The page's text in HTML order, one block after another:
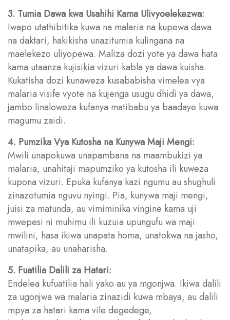
3. Tumia Dawa kwa Usahihi Kama Ulivyoelekezwa:
Iwapo utathibitika kuwa na malaria na kupewa dawa
na daktari, hakikisha unazitumia kulingana na
maelekezo uliyopewa. Maliza dozi yote ya dawa hata
kama utaanza kujisikia vizuri kabla ya dawa kuisha.
Kukatisha dozi kunaweza kusababisha vimelea vya
malaria visife vyote na kujenga usugu dhidi ya dawa,
jambo linaloweza kufanya matibabu ya baadaye kuwa
magumu zaidi.
4. Pumzika Vya Kutosha na Kunywa Maji Mengi:
Mwili unapokuwa unapambana na maambukizi ya
malaria, unahitaji mapumziko ya kutosha ili kuweza
kupona vizuri. Epuka kufanya kazi ngumu au shughuli
zinazotumia nguvu nyingi. Pia, kunywa maji mengi,
juisi za matunda, au vimiminika vingine kama uji
mwepesi ni muhimu ili kuzuia upungufu wa maji
mwilini, hasa ikiwa unapata homa, unatokwa na jasho,
unatapika, au unaharisha.
5. Fuatilia Dalili za Hatari:
Endelea kufuatilia hali yako au ya mgonjwa. Ikiwa dalili
za ugonjwa wa malaria zinazidi kuwa mbaya, au dalili
mpya za hatari kama vile degedege,